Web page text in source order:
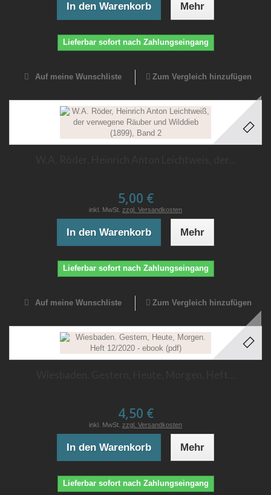
In den Warenkorb Mehr
Lieferbar sofort nach Zahlungseingang
Auf meine Wunschliste Zum Vergleich hinzufügen
5,00 €
inkl. MwSt. zzgl. Versandkosten
In den Warenkorb Mehr
Lieferbar sofort nach Zahlungseingang
Auf meine Wunschliste Zum Vergleich hinzufügen
4,50 €
inkl. MwSt. zzgl. Versandkosten
In den Warenkorb Mehr
Lieferbar sofort nach Zahlungseingang